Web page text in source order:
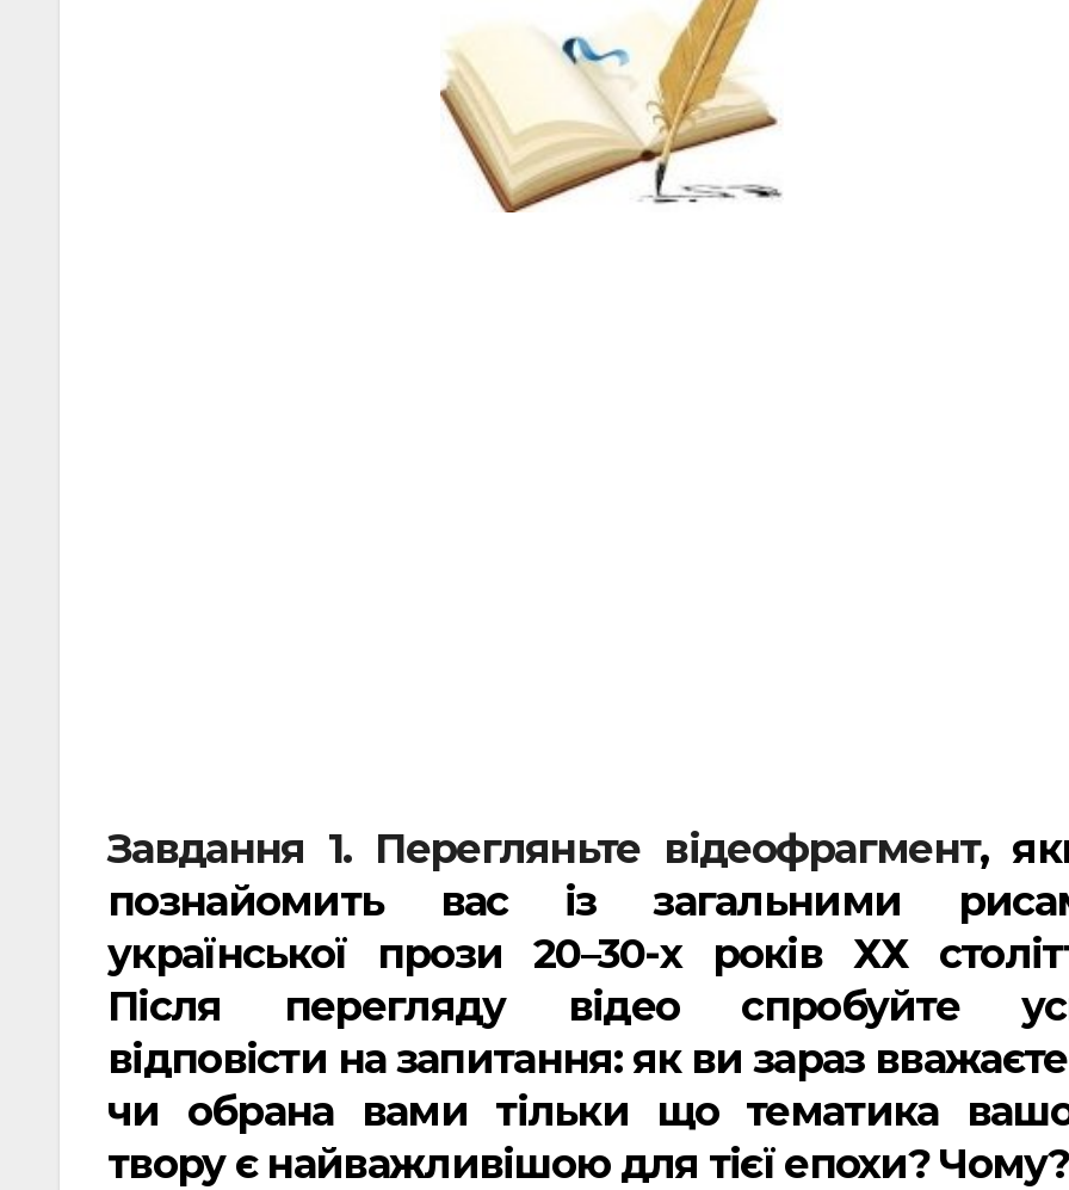
Завдання 1. Перегляньте відеофрагмент,
познайомить вас із загальними
української прози 20–30-х років ХХ
Після перегляду відео спробуйте
відповісти на запитання: як ви зараз
чи обрана вами тільки що тематика
твору є найважливішою для тієї епохи? Чому?